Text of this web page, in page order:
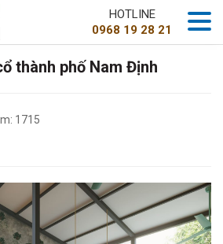
HOTLINE
0968 19 28 21
thành phố Nam Định
1715